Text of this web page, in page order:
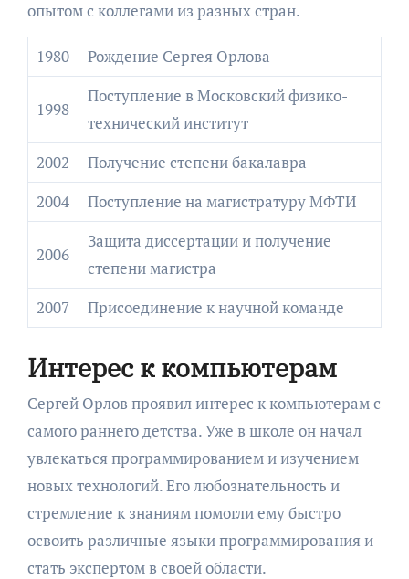
опытом с коллегами из разных стран.
1980 Рождение Сергея Орлова
1998
Поступление в Московский физико-
технический институт
2002
Получение степени бакалавра
2004
Поступление на магистратуру МФТИ
2006
Защита диссертации и получение
степени магистра
2007
Присоединение к научной команде
Интерес к компьютерам
Сергей Орлов проявил интерес к компьютерам с
самого раннего детства. Уже в школе он начал
увлекаться программированием и изучением
новых технологий. Его любознательность и
стремление к знаниям помогли ему быстро
освоить различные языки программирования и
стать экспертом в своей области.